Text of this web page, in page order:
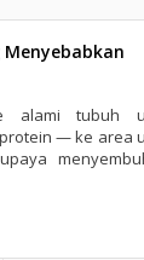
alami tubuh
— ke area